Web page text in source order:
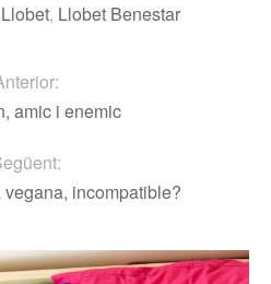
, Llobet Benestar
amic i enemic
incompatible?